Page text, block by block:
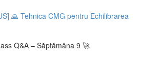
🙏 Tehnica CMG pentru Echilibrarea
Q&A – Săptămâna 9 🚀